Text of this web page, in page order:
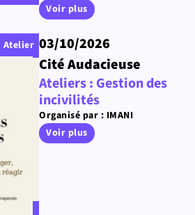
Voir plus
Atelier 03/10/2026
Cité Audacieuse
Ateliers : Gestion des
incivilités
Organisé par : IMANI
Voir plus